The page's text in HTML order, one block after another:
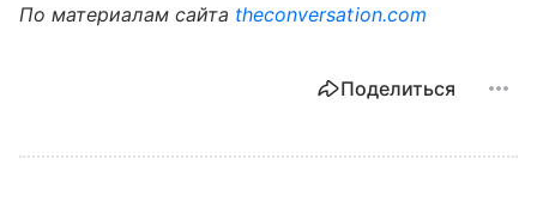
По материалам сайта theconversation.com
Поделиться